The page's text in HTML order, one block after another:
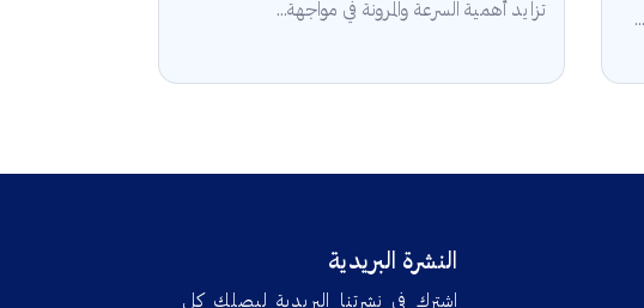
تزايد أهمية السرعة والمرونة في مواجهة...
النشرة البريدية
اشترك في نشرتنا البريدية ليصلك كل